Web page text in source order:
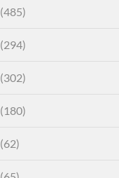
(485)
(294)
(302)
(180)
(62)